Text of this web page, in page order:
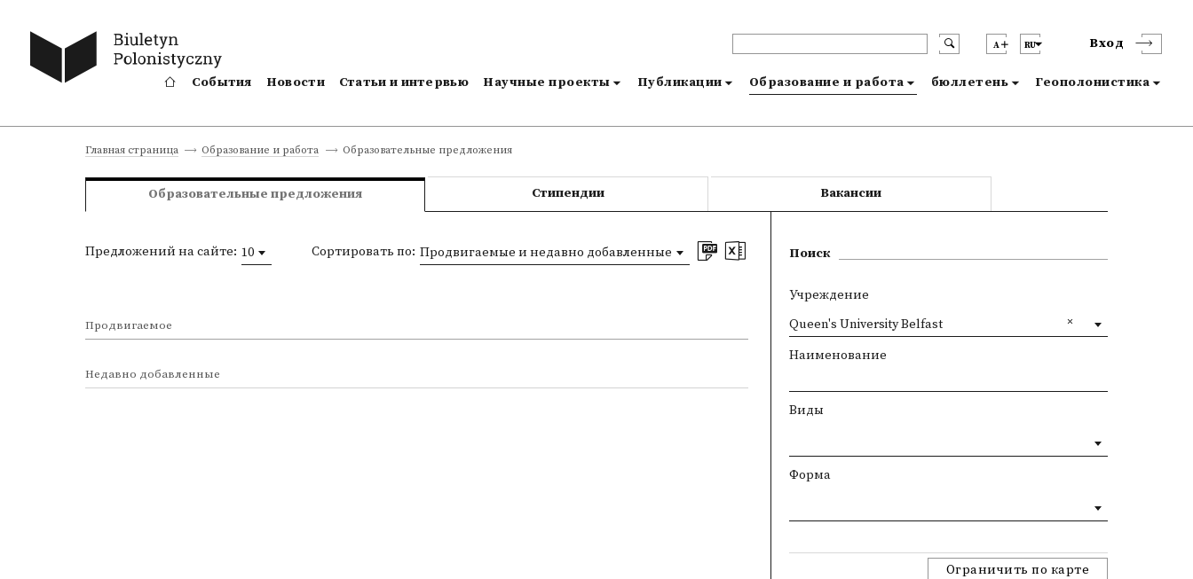
A RU Вход
События Новости Статьи и интервью Научные проекты Публикации Образование и работа бюллетень Геополонистика
Главная страница Образование и работа Образовательные предложения
Образовательные предложения Стипендии Вакансии
Предложений на сайте: 10 Сортировать по: Продвигаемые и недавно добавленные
Продвигаемое
Недавно добавленные
Поиск
Учреждение
Queen's University Belfast
Наименование
Виды
Форма
Ограничить по карте